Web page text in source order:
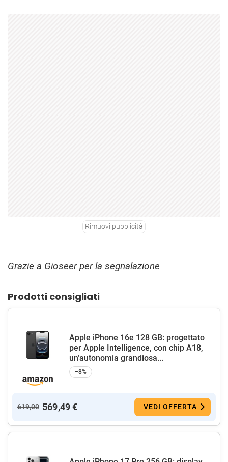
Rimuovi pubblicità
Grazie a Gioseer per la segnalazione
Prodotti consigliati
Apple iPhone 16e 128 GB: progettato
per Apple Intelligence, con chip A18,
un’autonomia grandiosa...
−8%
619,00 569,49 € VEDI OFFERTA